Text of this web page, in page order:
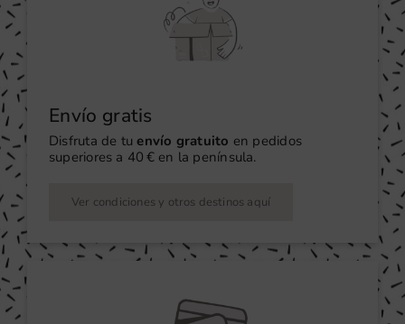
Envío gratis
Disfruta de tu envío gratuito en pedidos
superiores a 40 € en la península.
Ver condiciones y otros destinos aquí